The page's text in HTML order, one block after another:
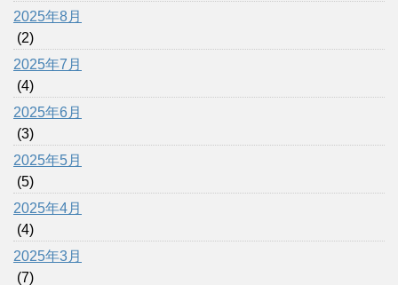
2025年8月
(2)
2025年7月
(4)
2025年6月
(3)
2025年5月
(5)
2025年4月
(4)
2025年3月
(7)